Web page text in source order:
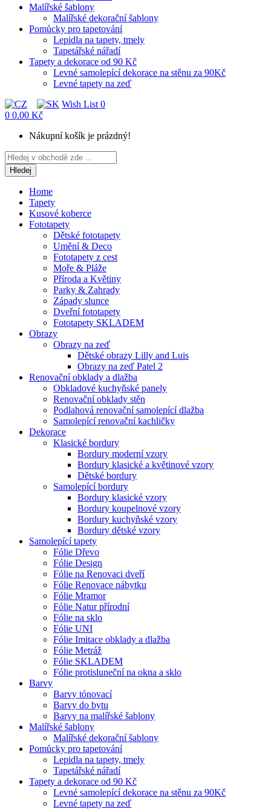
Malířské šablony
Malířské dekorační šablony
Pomůcky pro tapetování
Lepidla na tapety, tmely
Tapetářské nářadí
Tapety a dekorace od 90 Kč
Levné samolepící dekorace na stěnu za 90Kč
Levné tapety na zeď
Wish List 0
0 0.00 Kč
Nákupní košík je prázdný!
Hledej
Home
Tapety
Kusové koberce
Fototapety
Dětské fototapety
Umění & Deco
Fototapety z cest
Moře & Pláže
Příroda a Květiny
Parky & Zahrady
Západy slunce
Dveřní fototapety
Fototapety SKLADEM
Obrazy
Obrazy na zeď
Dětské obrazy Lilly and Luis
Obrazy na zeď Patel 2
Renovační obklady a dlažba
Obkladové kuchyňské panely
Renovační obklady stěn
Podlahová renovační samolepící dlažba
Samolepící renovační kachličky
Dekorace
Klasické bordury
Bordury moderní vzory
Bordury klasické a květinové vzory
Dětské bordury
Samolepící bordury
Bordury klasické vzory
Bordury koupelnové vzory
Bordury kuchyňské vzory
Bordury dětské vzory
Samolepící tapety
Fólie Dřevo
Fólie Design
Fólie na Renovaci dveří
Fólie Renovace nábytku
Fólie Mramor
Fólie Natur přírodní
Fólie na sklo
Fólie UNI
Fólie Imitace obklady a dlažba
Fólie Metráž
Fólie SKLADEM
Fólie protisluneční na okna a sklo
Barvy
Barvy tónovací
Barvy do bytu
Barvy na malířské šablony
Malířské šablony
Malířské dekorační šablony
Pomůcky pro tapetování
Lepidla na tapety, tmely
Tapetářské nářadí
Tapety a dekorace od 90 Kč
Levné samolepící dekorace na stěnu za 90Kč
Levné tapety na zeď